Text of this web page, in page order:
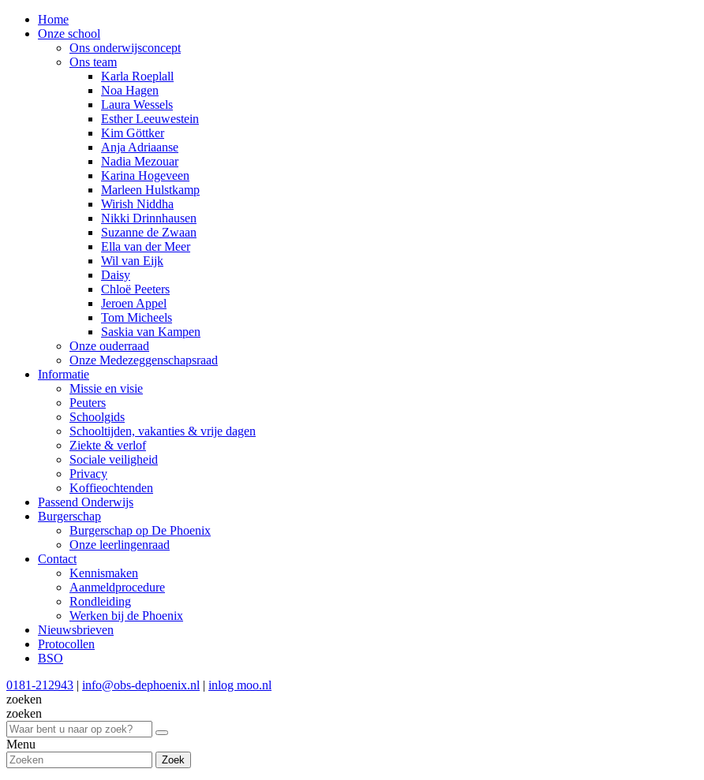
Home
Onze school
Ons onderwijsconcept
Ons team
Karla Roeplall
Noa Hagen
Laura Wessels
Esther Leeuwestein
Kim Göttker
Anja Adriaanse
Nadia Mezouar
Karina Hogeveen
Marleen Hulstkamp
Wirish Niddha
Nikki Drinnhausen
Suzanne de Zwaan
Ella van der Meer
Wil van Eijk
Daisy
Chloë Peeters
Jeroen Appel
Tom Micheels
Saskia van Kampen
Onze ouderraad
Onze Medezeggenschapsraad
Informatie
Missie en visie
Peuters
Schoolgids
Schooltijden, vakanties & vrije dagen
Ziekte & verlof
Sociale veiligheid
Privacy
Koffieochtenden
Passend Onderwijs
Burgerschap
Burgerschap op De Phoenix
Onze leerlingenraad
Contact
Kennismaken
Aanmeldprocedure
Rondleiding
Werken bij de Phoenix
Nieuwsbrieven
Protocollen
BSO
0181-212943 | info@obs-dephoenix.nl | inlog moo.nl
zoeken
zoeken
Menu
Zoek